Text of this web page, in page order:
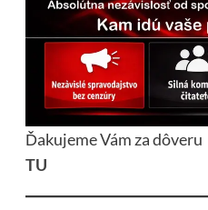
Ďakujeme Vám za dôveru
TU